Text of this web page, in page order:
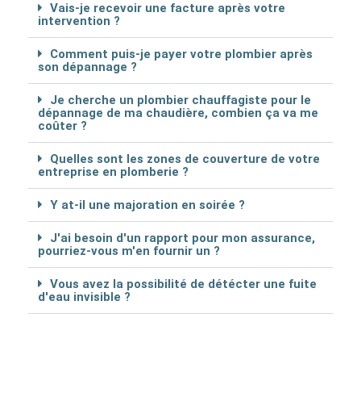
Vais-je recevoir une facture après votre
intervention ?
Comment puis-je payer votre plombier après
son dépannage ?
Je cherche un plombier chauffagiste pour le
dépannage de ma chaudière, combien ça va me
coûter ?
Quelles sont les zones de couverture de votre
entreprise en plomberie ?
Y at-il une majoration en soirée ?
J'ai besoin d'un rapport pour mon assurance,
pourriez-vous m'en fournir un ?
Vous avez la possibilité de détécter une fuite
d'eau invisible ?